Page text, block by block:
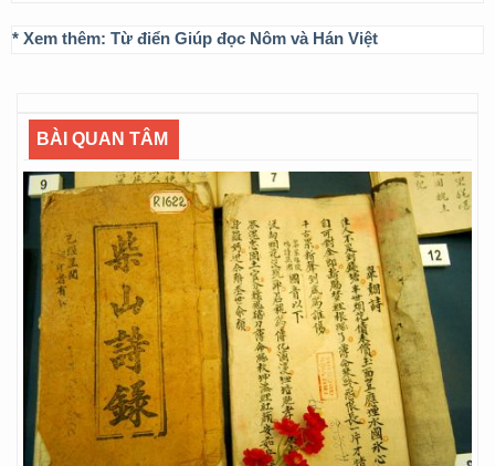
* Xem thêm: Từ điển Giúp đọc Nôm và Hán Việt
BÀI QUAN TÂM